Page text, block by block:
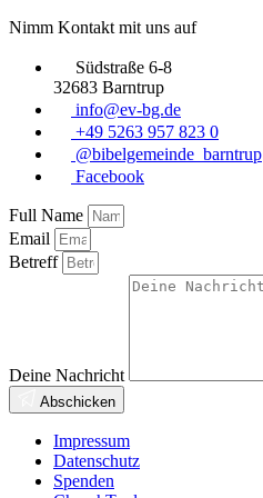
Nimm Kontakt mit uns auf
Südstraße 6-8
32683 Barntrup
info@ev-bg.de
+49 5263 957 823 0
@bibelgemeinde_barntrup
Facebook
Full Name
Email
Betreff
Deine Nachricht
Abschicken
Impressum
Datenschutz
Spenden